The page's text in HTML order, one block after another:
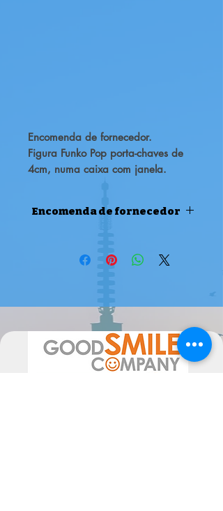
Encomenda de fornecedor.
Figura Funko Pop porta-chaves de
4cm, numa caixa com janela.
Encomenda de fornecedor
Atenção, este produto é uma
encomenda de fornecedor, pode
de maior movimento de
encomendas).
Por favor sinta-se livre para nos
contactar se tiver alguma dúvida.
A data de chegada pode sofrer